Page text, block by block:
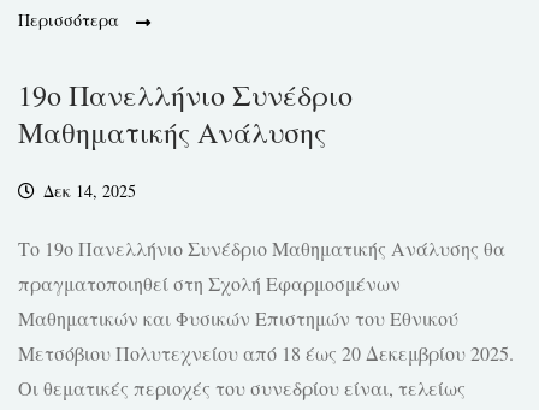
Περισσότερα
19ο Πανελλήνιο Συνέδριο
Mαθηματικής Ανάλυσης
Δεκ 14, 2025
Το 19ο Πανελλήνιο Συνέδριο Μαθηματικής Ανάλυσης θα
πραγματοποιηθεί στη Σχολή Εφαρμοσμένων
Μαθηματικών και Φυσικών Επιστημών του Εθνικού
Μετσόβιου Πολυτεχνείου από 18 έως 20 Δεκεμβρίου 2025.
Οι θεματικές περιοχές του συνεδρίου είναι, τελείως